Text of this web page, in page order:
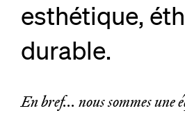
esthétique,
durable.
En bref... nous sommes une